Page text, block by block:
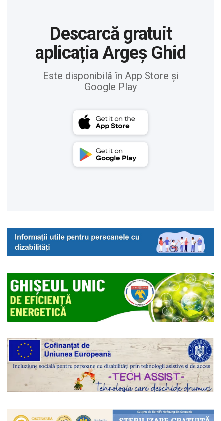
Descarcă gratuit
aplicația Argeș Ghid
Este disponibilă în App Store și
Google Play